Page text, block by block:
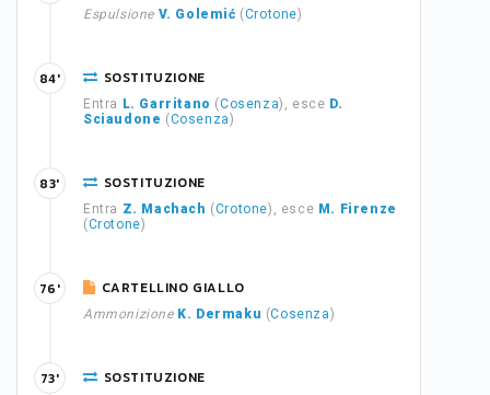
Espulsione V. Golemić (Crotone)
SOSTITUZIONE
Entra L. Garritano (Cosenza), esce D.
Sciaudone (Cosenza)
84'
SOSTITUZIONE
Entra Z. Machach (Crotone), esce M. Firenze
(Crotone)
83'
CARTELLINO GIALLO
Ammonizione K. Dermaku (Cosenza)
76'
SOSTITUZIONE
73'